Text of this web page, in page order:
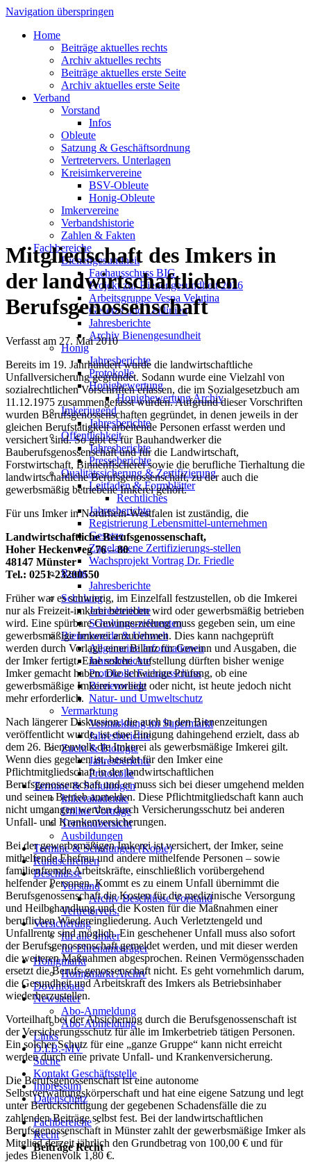
Navigation überspringen
Home
Beiträge aktuelles rechts
Archiv aktuelles rechts
Beiträge aktuelles erste Seite
Archiv aktuelles erste Seite
Verband
Vorstand
Infos
Obleute
Satzung & Geschäftsordnung
Vertretervers. Unterlagen
Kreisimkervereine
BSV-Obleute
Honig-Obleute
Imkervereine
Verbandshistorie
Zahlen & Fakten
Fachbereiche
Bienengesundheit
Fachausschuss BIG
Projekt zur Bienengesundheit 2026
Arbeitsgruppe Vespa Velutina
Gesetze und Leitlinien
Jahresberichte
Archiv Bienengesundheit
Honig
Jahresberichte
Protokolle
Honigbewertung
Honigbewertung Archiv
Imkerjugend
Jahresberichte
Öffentlichkeit
Jahresberichte
Presseberichte
Qualitätssicherung & Zertifizierung
Leitfaden & Formblätter
Rechtliches
Jahresberichte
Registrierung Lebensmittel-unternehmen
Gesetze
Zugelassene Zertifizierungs-stellen
Wachsprojekt Vortrag Dr. Friedle
Recht
Jahresberichte
Schulung
Jahresberichte
Schulungs-referenten
Bienenweide & Umwelt
Allgemeine Informationen
Jahresberichte
Protokolle Fachausschuss
Bienenweide
Natur- und Umweltschutz
Vermarktung
Vermarktung im Supermarkt
Jahresberichte
Zucht & Biologie
Jahresberichte
Protokolle
Termine & Schulungen
Imkerakademie
Online Vorträge
Terminübersicht
Ausbildungen
Termine & Schulungen (Kopie)
Rundschreiben
Beschlüsse
Vorstand
Archiv Beschlüsse Vorstand
Vertretervers.
Versicherung
für alle Imker
für Ehrenamtsträger
Honigmarkt
Honigmarkt Archiv
Downloads
Newsletter
Abo-Anmeldung
Abo-Abmeldung
Links
D.I.B.-MV
Suche
Kontakt Geschäftsstelle
Impressum
Datenschutz
Fachbereiche >
Recht >
Beiträge Recht
Mitgliedschaft des Imkers in
der landwirtschaftlichen
Berufsgenossenschaft
Verfasst am 27. Mai 2010
Bereits im 19. Jahrhundert wurde die landwirtschaftliche
Unfallversicherung gegründet. Sodann wurde eine Vielzahl von
sozialrechtlichen Vorschriften erlassen, die im Sozialgesetzbuch am
11.12.1975 zusammengefasst wurden. Aufgrund dieser Vorschriften
wurden Berufsgenossenschaften gegründet, in denen jeweils in der
gleichen Berufstätigkeit arbeitende Personen erfasst werden und
versichert sind. So gibt es für Bauhandwerker die
Bauberufsgenossenschaft und für die Landwirtschaft,
Forstwirtschaft, Binnenfischerei sowie die berufliche Tierhaltung die
landwirtschaftliche Berufsgenossenschaft, zu der auch die
gewerbsmäßig betriebene Imkerei gehört.
Für uns Imker in Nordrhein-Westfalen ist zuständig, die
Landwirtschaftliche Berufsgenossenschaft,
Hoher Heckenweg 76 – 80
48147 Münster
Tel.: 0251-23200550
Früher war es schwierig, im Einzelfall festzustellen, ob die Imkerei
nur als Freizeit-imkerei betrieben wird oder gewerbsmäßig betrieben
wird. Eine spürbare Gewinnerzielung muss gegeben sein, um eine
gewerbsmäßige Imkerei anzunehmen. Dies kann nachgeprüft
werden durch Vorlage einer Bilanz für Gewinn und Ausgaben, die
der Imker fertigt. Eine solche Aufstellung dürften bisher wenige
Imker gemacht haben. Die schwierige Prüfung, ob eine
gewerbsmäßige Imkerei vorliegt oder nicht, ist heute jedoch nicht
mehr erforderlich.
Nach längerer Diskussion, die auch in den Bienenzeitungen
veröffentlicht wurde, ist eine Einigung dahingehend erzielt, dass ab
dem 26. Bienenvolk die Imkerei als gewerbsmäßige Imkerei gilt.
Wenn dies gegeben ist, besteht für den Imker eine
Pflichtmitgliedschaft in der landwirtschaftlichen
Berufsgenossenschaft und er muss sich bei dieser umgehend melden
und seinen Betrieb anmelden. Diese Pflichtmitgliedschaft kann auch
nicht umgangen werden durch Versicherungsschutz bei anderen
Unfall- und Krankenversicherungen.
Bei der gewerbsmäßigen Imkerei ist versichert, der Imker, seine
mithelfende Ehefrau und andere mithelfende Personen – sowie
familienfremde Arbeitskräfte, einschließlich vorübergehend
helfender Personen. Kommt es zu einem Unfall übernimmt die
Berufsgenossenschaft die Kosten für die medizinische Versorgung
und Heilbehandlung und die Kosten für die Maßnahmen einer
beruflichen Wiedereingliederung. Auch Verletztengeld und
Unfallrente sind möglich. Ein geschehener Unfall muss also sofort
der Berufsgenossenschaft gemeldet werden, und mit dieser werden
die weiteren Maßnahmen abgesprochen. Reinen Vermögensschaden
ersetzt die Berufs-genossenschaft nicht. Es geht vornehmlich darum,
die Gesundheit und Arbeitskraft des Imkers als Betriebsinhaber
wiederherzustellen.
Vorteilhaft bei der Absicherung durch die Berufsgenossenschaft ist
der Versicherungsschutz für alle im Imkerbetrieb tätigen Personen.
Ein solcher Schutz für eine „ganze Gruppe“ kann nicht erreicht
werden durch eine private Unfall- und Krankenversicherung.
Die Berufsgenossenschaft ist eine autonome
Selbstverwaltungskörperschaft und hat eine eigene Satzung und legt
unter Berücksichtigung der gegebenen Schadensfälle die zu
zahlenden Beiträge selbst fest. Bei der landwirtschaftlichen
Berufsgenossenschaft in Münster zahlt der gewerbsmäßige Imker als
Mitglied derzeit jährlich den Grundbetrag von 100,00 € und für
jedes Bienenvolk 1,80 €.